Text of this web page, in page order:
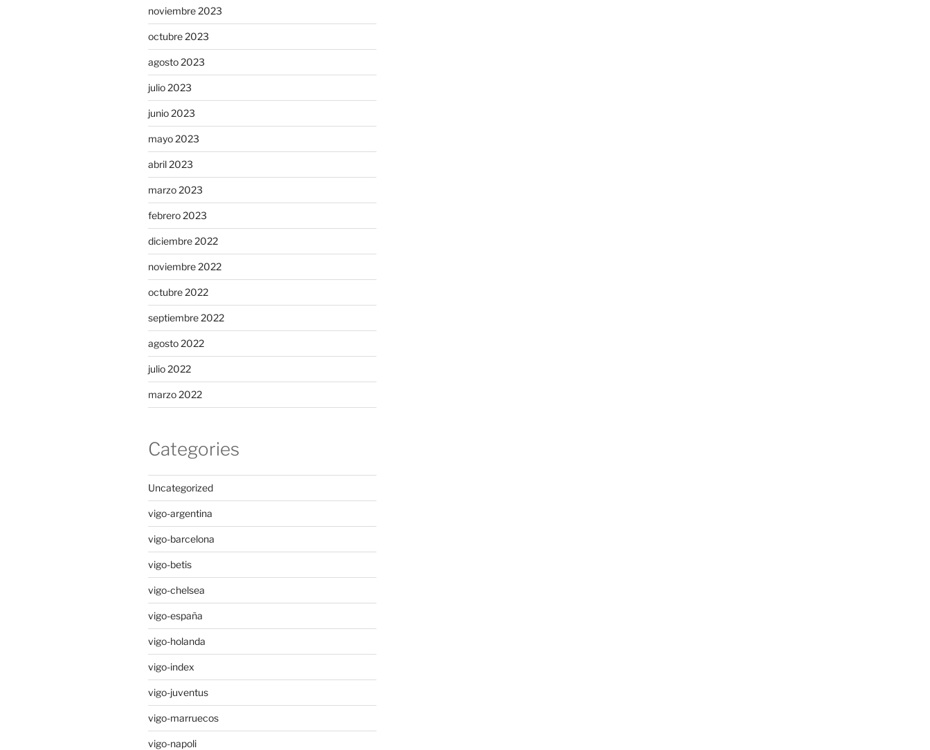
noviembre 2023
octubre 2023
agosto 2023
julio 2023
junio 2023
mayo 2023
abril 2023
marzo 2023
febrero 2023
diciembre 2022
noviembre 2022
octubre 2022
septiembre 2022
agosto 2022
julio 2022
marzo 2022
Categories
Uncategorized
vigo-argentina
vigo-barcelona
vigo-betis
vigo-chelsea
vigo-españa
vigo-holanda
vigo-index
vigo-juventus
vigo-marruecos
vigo-napoli